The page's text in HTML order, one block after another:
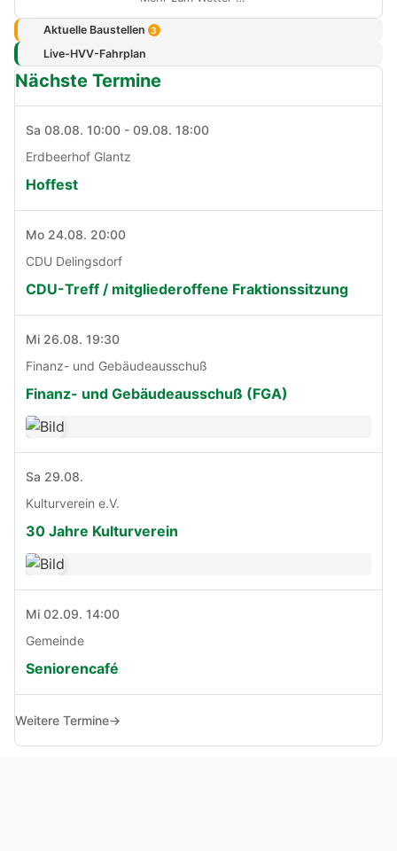
Aktuelle Baustellen 3
Live-HVV-Fahrplan
Nächste Termine
Sa 08.08. 10:00 - 09.08. 18:00
Erdbeerhof Glantz
Hoffest
Mo 24.08. 20:00
CDU Delingsdorf
CDU-Treff / mitgliederoffene Fraktionssitzung
Mi 26.08. 19:30
Finanz- und Gebäudeausschuß
Finanz- und Gebäudeausschuß (FGA)
Sa 29.08.
Kulturverein e.V.
30 Jahre Kulturverein
Mi 02.09. 14:00
Gemeinde
Seniorencafé
Weitere Termine→